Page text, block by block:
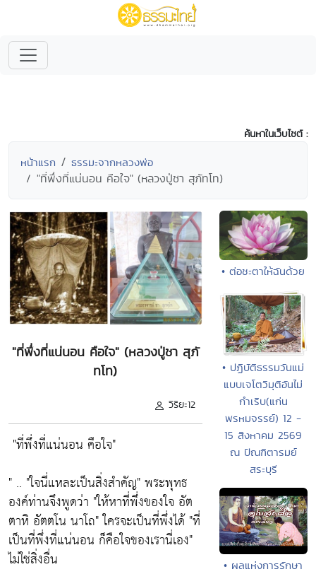
ค้นหาในเว็บไซต์ :
หน้าแรก ธรรมะจากหลวงพ่อ
"ที่พึ่งที่แน่นอน คือใจ" (หลวงปู่ชา สุภัทโท)
"ที่พึ่งที่แน่นอน คือใจ" (หลวงปู่ชา สุภั
ทโท)
วิริยะ12
"ที่พึ่งที่แน่นอน คือใจ"
" .. "ใจนี่แหละเป็นสิ่งสำคัญ"พระพุทธ
องค์ท่านจึงพูดว่า "ให้หาที่พึ่งของใจ อัต
ตาหิ อัตตโน นาโถ"ใครจะเป็นที่พึ่งได้"ที่
เป็นที่พึ่งที่แน่นอน ก็คือใจของเรานี่เอง"
ไม่ใช่สิ่งอื่น
• ต่อชะตาให้ฉันด้วย
• ปฏิบัติธรรมวันแม่
แบบเจโตวิมุติอันไม่
กำเริบ(แก่น
พรหมจรรย์) 12 -
15 สิงหาคม 2569
ณ ปัณฑิตารมย์
สระบุรี
• ผลแห่งการรักษา